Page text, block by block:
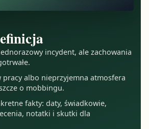
incydent, ale zachowania
pracy albo nieprzyjemna atmosfera
o mobbingu.
fakty: daty, świadkowie,
notatki i skutki dla